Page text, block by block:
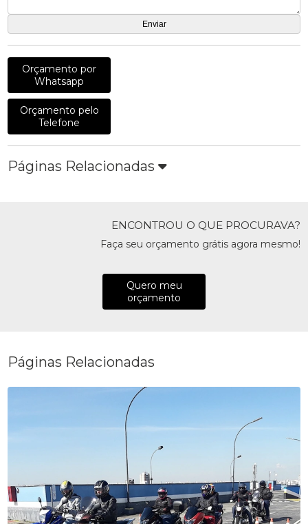
Orçamento por
Whatsapp
Orçamento pelo
Telefone
Páginas Relacionadas
ENCONTROU O QUE PROCURAVA?
Faça seu orçamento grátis agora mesmo!
Quero meu
orçamento
Páginas Relacionadas